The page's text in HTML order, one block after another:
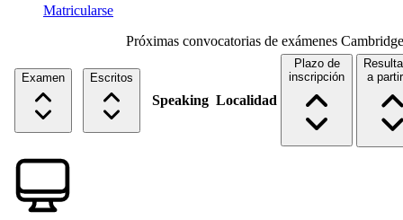
Matricularse
Próximas convocatorias de exámenes
Examen Escritos
Speaking Localidad
Plazo de
inscripción
a